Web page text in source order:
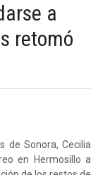
a
retomó
de Sonora, Cecilia
en Hermosillo a